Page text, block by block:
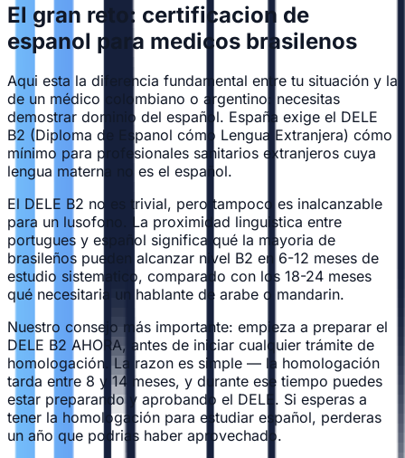
El gran reto: certificacion de
espanol para medicos brasilenos
Aqui esta la diferencia fundamental entre tu situación y la
de un médico colombiano o argentino: necesitas
demostrar dominio del español. España exige el DELE
B2 (Diploma de Espanol cómo Lengua Extranjera) cómo
mínimo para profesionales sanitarios extranjeros cuya
lengua materna no es el español.
El DELE B2 no es trivial, pero tampoco es inalcanzable
para un lusofono. La proximidad linguistica entre
portugues y español significa qué la mayoria de
brasileños pueden alcanzar nivel B2 en 6-12 meses de
estudio sistematico, comparado con los 18-24 meses
qué necesitaria un hablante de arabe o mandarin.
Nuestro consejo más importante: empieza a preparar el
DELE B2 AHORA, antes de iniciar cualquier trámite de
homologación. La razon es simple — la homologación
tarda entre 8 y 14 meses, y durante ese tiempo puedes
estar preparando y aprobando el DELE. Si esperas a
tener la homologación para estudiar español, perderas
un año que podrias haber aprovechado.